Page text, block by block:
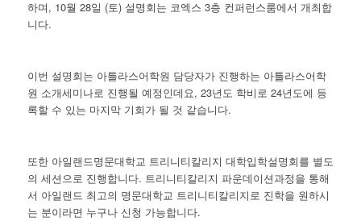
하며, 10월 28일 (토) 설명회는 코엑스 3층 컨퍼런스룸에서 개최합
니다.
이번 설명회는 아틀라스어학원 담당자가 진행하는 아틀라스어학
원 소개세미나로 진행될 예정인데요, 23년도 학비로 24년도에 등
록할 수 있는 마지막 기회가 될 것 같습니다.
또한 아일랜드명문대학교 트리니티칼리지 대학입학설명회를 별도
의 세션으로 진행합니다. 트리니티칼리지 파운데이션과정을 통해
서 아일랜드 최고의 명문대학교 트리니티칼리지로 진학을 원하시
는 분이라면 누구나 신청 가능합니다.